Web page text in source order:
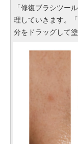
「修復ブラシツー
理していきます。
分をドラッグして